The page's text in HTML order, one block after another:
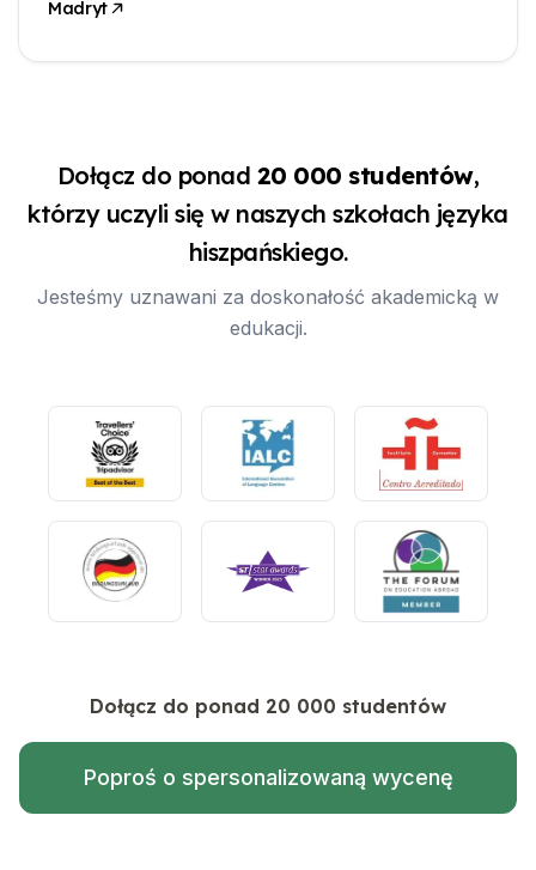
Madryt
Dołącz do ponad 20 000 studentów,
którzy uczyli się w naszych szkołach języka
hiszpańskiego.
Jesteśmy uznawani za doskonałość akademicką w
edukacji.
Dołącz do ponad 20 000 studentów
Poproś o spersonalizowaną wycenę